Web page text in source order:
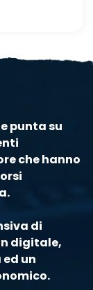
punta su
che hanno
di
digitale,
un